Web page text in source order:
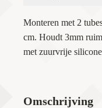
Monteren met 2
cm. Houdt 3mm
met zuurvrije
Omschrijving